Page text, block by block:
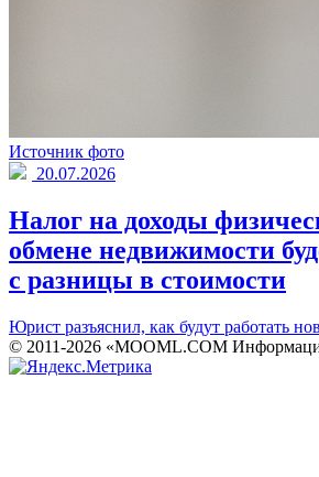
Источник фото
20.07.2026
Налог на доходы
обмене недвижимости
с разницы в стоимости
Юрист разъяснил, как будут работать
© 2011-2026 «MOOML.COM